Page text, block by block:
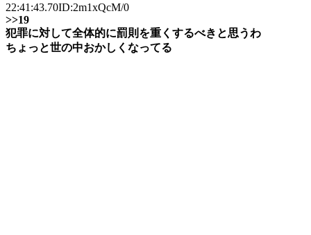
22:41:43.70ID:2m1xQcM/0
>>19
犯罪に対して全体的に罰則を重くするべきと思うわ
ちょっと世の中おかしくなってる